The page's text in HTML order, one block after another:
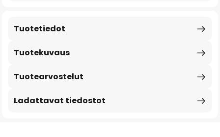
Tuotekuvaus
Tuotetiedot
Tuotearvostelut
Ladattavat tiedostot